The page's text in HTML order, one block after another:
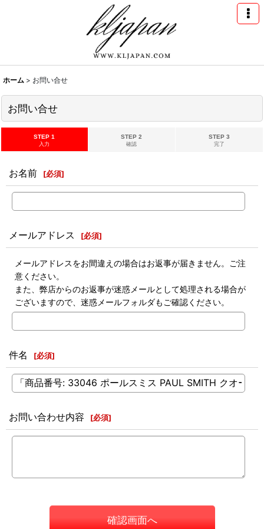
ホーム > お問い合せ
お問い合せ
STEP 1
入力
STEP 2
確認
STEP 3
完了
お名前 [必須]
メールアドレス [必須]
メールアドレスをお間違えの場合はお返事が届きません。ご注
意ください。
また、弊店からのお返事が迷惑メールとして処理される場合が
ございますので、迷惑メールフォルダもご確認ください。
件名 [必須]
お問い合わせ内容 [必須]
確認画面へ